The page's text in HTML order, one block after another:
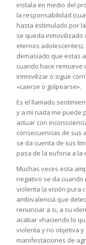
instala en medio del
la responsabilidad
hasta estimulado por
se queda inmovilizado
eternos
demasiado que estas
cuando hace remueve
inmovilizar o sigue
«caerse o golpearse».
Es el llamado
y a mi nada me puede
actuar con
consecuencias de sus
se da cuenta de sus
pasa de la euforia a la
Muchas veces esta
negativo se da
violenta la visión pura
ambivalencia que
renunciar a si, a su
acabar «haciendo lo
violenta y no objetiva
manifestaciones de